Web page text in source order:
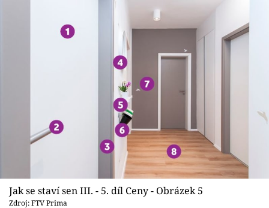
Jak se staví sen III. - 5. díl Ceny - Obrázek 5
Zdroj: FTV Prima